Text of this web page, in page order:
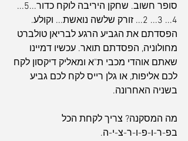
סופר חשוב. שחקן היריבה לוקח כדור...5...
4... 3... 2... זורק שלשה נואשת... וקולע.
הפסדתם את הגביע הרגע לבריאן טולברט
מחולוניה, הפסדתם תואר. עכשיו דמיינו
שאתם אוהדי מכבי ת"א ומאליק דיקסון לקח
לכם אליפות, או גלן רייס לקח לכם גביע
בשניה האחרונה.
מה המסקנה? צריך לקחת הכל
בפ-ר-ו-פ-ו-ר-צ-י-ה.